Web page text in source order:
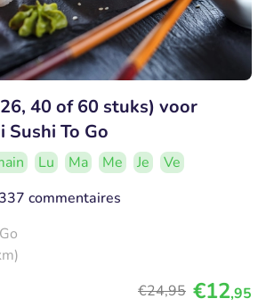
40 of 60 stuks) voor
Sushi To Go
Lu Ma Me Je
Ve
commentaires
€24,95 €12,95